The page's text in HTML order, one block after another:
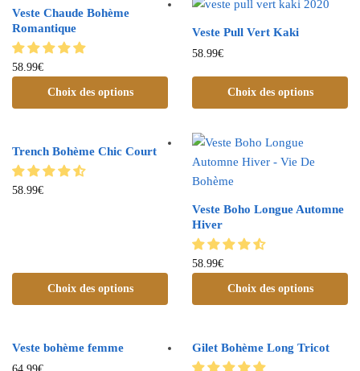
Veste Chaude Bohème
Romantique
58.99€
Choix des options
Veste Pull Vert Kaki
58.99€
Choix des options
Trench Bohème Chic Court
58.99€
Choix des options
Veste Boho Longue Automne
Hiver
58.99€
Choix des options
Veste bohème femme Gilet Bohème Long Tricot